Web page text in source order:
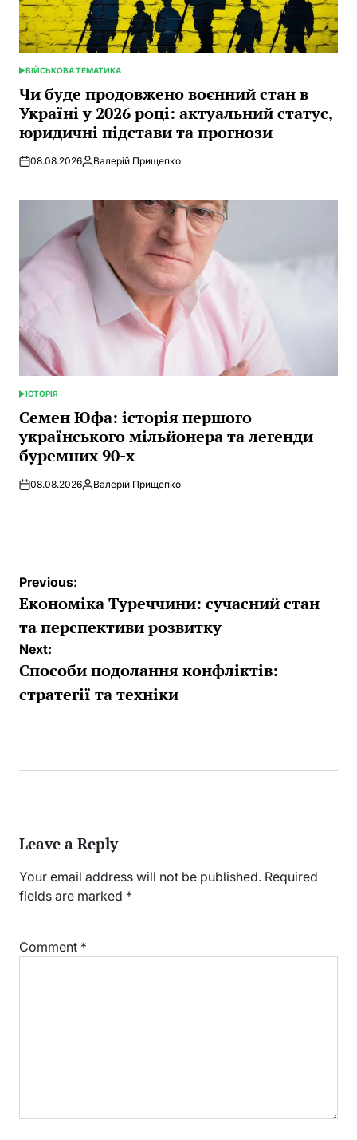
POSTED
IN
ВІЙСЬКОВА ТЕМАТИКА
Чи буде продовжено воєнний стан в
Україні у 2026 році: актуальний статус,
юридичні підстави та прогнози
08.08.2026Posted
Валерій Прищепко
POSTED
IN
ІСТОРІЯ
Семен Юфа: історія першого
українського мільйонера та легенди
буремних 90-х
08.08.2026Posted
Валерій Прищепко
Post
navigation
Previous:
Економіка Туреччини: сучасний стан
та перспективи розвитку
Next:
Способи подолання конфліктів:
стратегії та техніки
Leave a Reply
Your email address will not be published. Required
fields are marked *
Comment *